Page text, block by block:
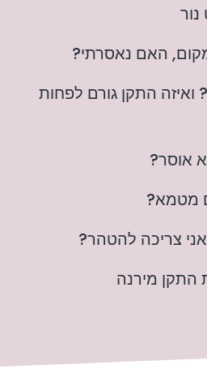
האם נאסרתי?
התקן גורם לפחות
אוסר?
מטמא?
התקן מירנה